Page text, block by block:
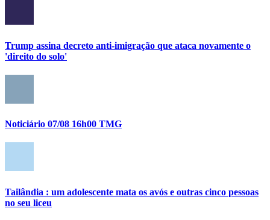
Trump assina decreto anti-imigração que ataca novamente o
'direito do solo'
Noticiário 07/08 16h00 TMG
Tailândia : um adolescente mata os avós e outras cinco pessoas
no seu liceu